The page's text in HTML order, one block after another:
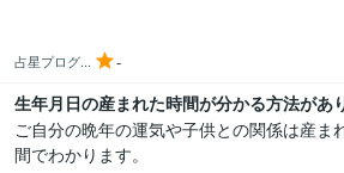
占星プログ... -
生年月日の産まれた時間が分かる方法があ
ご自分の晩年の運気や子供との関係は産ま
間でわかります。